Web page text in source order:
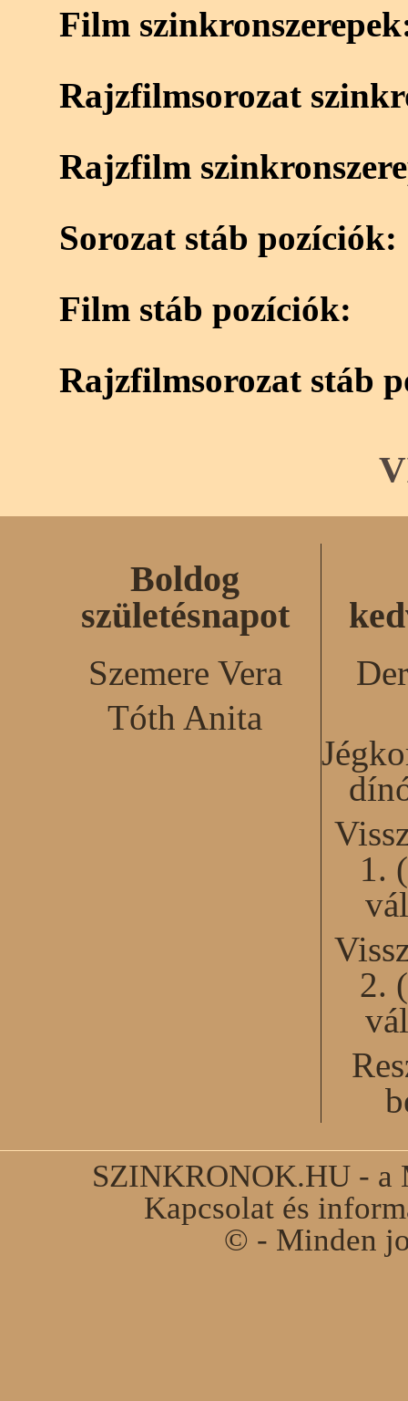
Film
Rajzfilmsorozat
Rajzfilm
Sorozat stáb pozíciók:
Film stáb pozíciók:
Rajzfilmsorozat stáb
Boldog
születésnapot
Szemere Vera
Tóth Anita
1.
2.
SZINKRONOK.HU - a
Kapcsolat és
© - Minden